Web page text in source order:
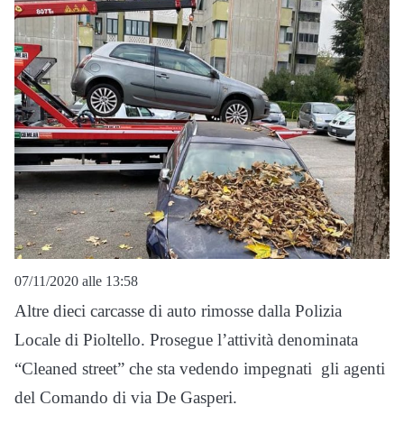
07/11/2020 alle 13:58
Altre dieci carcasse di auto rimosse dalla Polizia
Locale di Pioltello. Prosegue l’attività denominata
“Cleaned street” che sta vedendo impegnati gli agenti
del Comando di via De Gasperi.